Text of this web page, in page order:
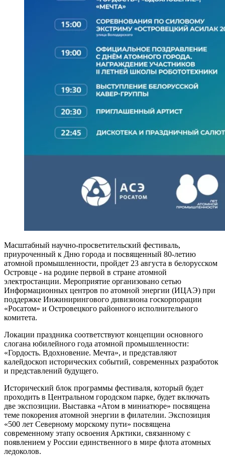
Масштабный научно-просветительский фестиваль,
приуроченный к Дню города и посвященный 80-летию
атомной промышленности, пройдет 23 августа в белорусском
Островце - на родине первой в стране атомной
электростанции. Мероприятие организовано сетью
Информационных центров по атомной энергии (ИЦАЭ) при
поддержке Инжинирингового дивизиона госкорпорации
«Росатом» и Островецкого районного исполнительного
комитета.
Локации праздника соответствуют концепции основного
слогана юбилейного года атомной промышленности:
«Гордость. Вдохновение. Мечта», и представляют
калейдоскоп исторических событий, современных разработок
и представлений будущего.
Исторический блок программы фестиваля, который будет
проходить в Центральном городском парке, будет включать
две экспозиции. Выставка «Атом в миниатюре» посвящена
теме покорения атомной энергии в филателии. Экспозиция
«500 лет Северному морскому пути» посвящена
современному этапу освоения Арктики, связанному с
появлением у России единственного в мире флота атомных
ледоколов.